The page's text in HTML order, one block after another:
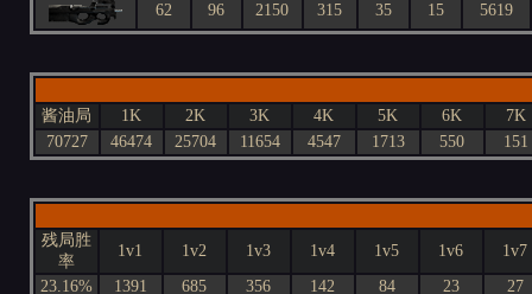
62 96 2150 315 35 15 5619
酱油局 1K 2K 3K 4K 5K 6K
7K
70727
46474 25704 11654 4547 1713 550 151
残局胜
率
1v1 1v2 1v3 1v4 1v5 1v6
1v7
23.16%
1391 685 356 142 84 23 27